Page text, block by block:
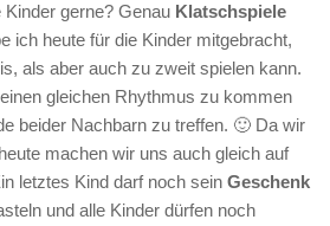
gerne? Genau Klatschspiele
ich heute für die Kinder mitgebracht,
als aber auch zu zweit spielen kann.
gleichen Rhythmus zu kommen
beider Nachbarn zu treffen. 🙂 Da wir
machen wir uns auch gleich auf
letztes Kind darf noch sein Geschenk
und alle Kinder dürfen noch